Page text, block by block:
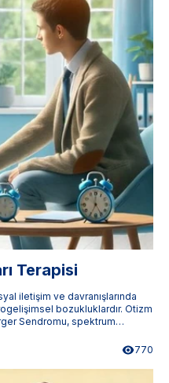
Terapisi
iletişim ve davranışlarında
bozukluklardır. Otizm
Sendromu, spektrum
ulaşmanızı sağlar.770